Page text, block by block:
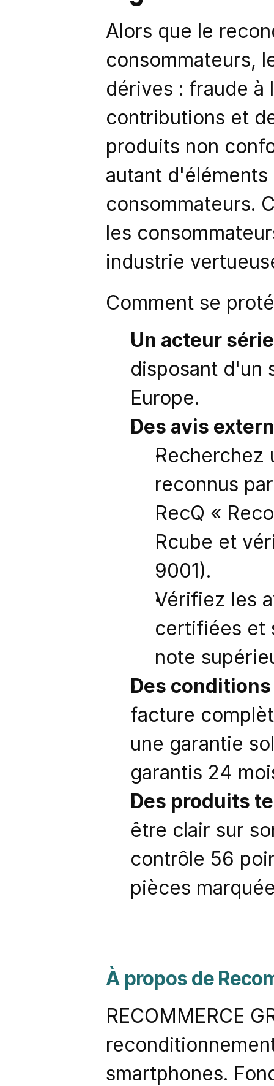
Alors que le
consommateurs,
dérives : fraude à
contributions et
produits non
autant
consommateurs.
les
industrie
Comment se
Un acteur
disposant d'un
Europe.
Des avis
Recherchez
reconnus
RecQ «
Rcube et
9001).
Vérifiez les
certifiées et
note
Des
facture
une garantie
garantis 24
Des produits
être clair sur
contrôle 56
pièces
À propos de
RECOMMERCE
smartphones.